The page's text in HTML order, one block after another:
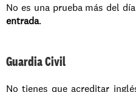
No es una prueba más del
entrada.
Guardia Civil